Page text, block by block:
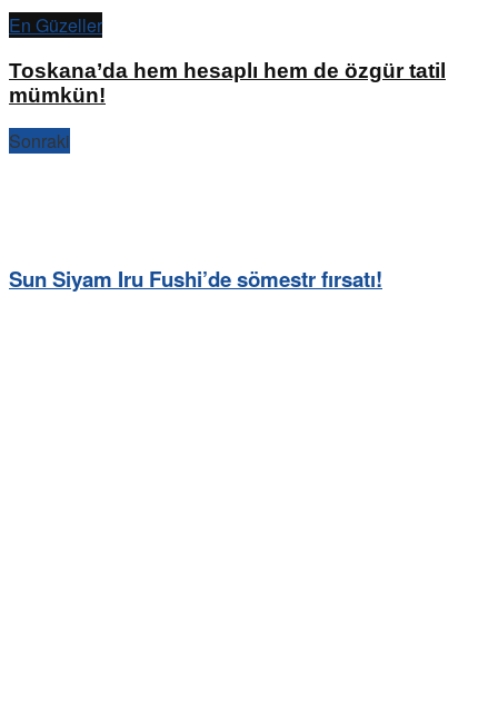
En Güzeller
Toskana’da hem hesaplı hem de özgür tatil
mümkün!
Sonraki
Sun Siyam Iru Fushi’de sömestr fırsatı!